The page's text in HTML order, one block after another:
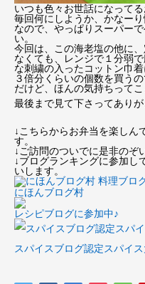
いつも色々お世話になって
毎回何にしようか、かなー
なので、やっぱりスーパー
い。
今回は、この海老塩の他に
なくても、レンジで１分弱
な刺繍の入ったコットン巾
３倍分くらいの個数を買う
だけど、ほんの気持ちってこ
最後まで見て下さってありが
↓こちらからお弁当を楽しん
す。
↓ご訪問のついでに是非のぞ
↓ブログランキングに参加し
いします。
にほんブログ村
レシピブログに参加中♪
スパイスブログ認定スパイ